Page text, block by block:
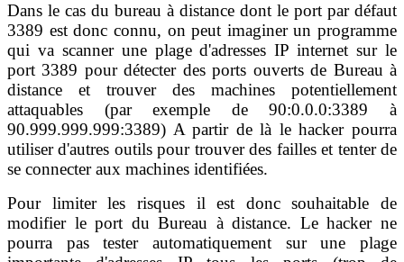
Dans le cas du bureau à distance dont le port par défaut
3389 est donc connu, on peut imaginer un programme
qui va scanner une plage d'adresses IP internet sur le
port 3389 pour détecter des ports ouverts de Bureau à
distance et trouver des machines potentiellement
attaquables (par exemple de 90:0.0.0:3389 à
90.999.999.999:3389) A partir de là le hacker pourra
utiliser d'autres outils pour trouver des failles et tenter de
se connecter aux machines identifiées.
Pour limiter les risques il est donc souhaitable de
modifier le port du Bureau à distance. Le hacker ne
pourra pas tester automatiquement sur une plage